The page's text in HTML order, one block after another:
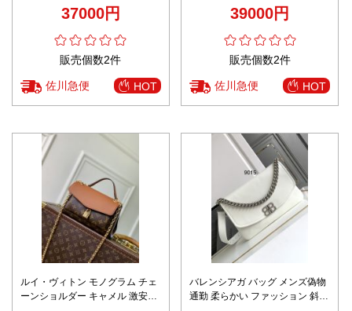
製 安心の日本倉庫
37000円
販売個数2件
佐川急便 HOT
39000円
販売個数2件
佐川急便 HOT
ルイ・ヴィトン モノグラム チェ
ーンショルダー キャメル 激安通
バレンシアガ バッグ メンズ偽物
通勤 柔らかい ファッション 斜め